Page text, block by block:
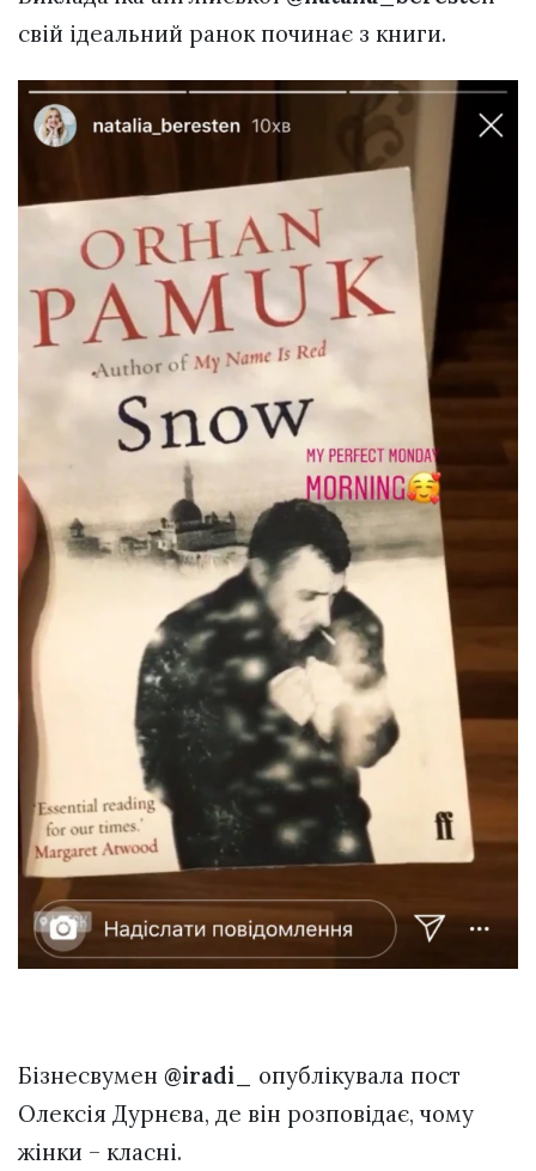
свій ідеальний ранок починає з книги.
Бізнесвумен @iradi_
опублікувала пост
Олексія Дурнєва, де він розповідає, чому
жінки – класні.